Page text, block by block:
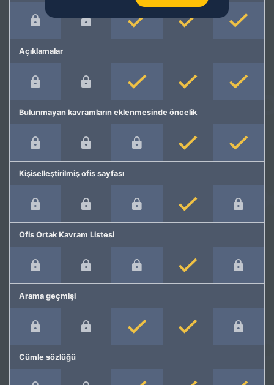
Açıklamalar
Bulunmayan kavramların eklenmesinde öncelik
Kişiselleştirilmiş ofis sayfası
Ofis Ortak Kavram Listesi
Arama geçmişi
Cümle sözlüğü